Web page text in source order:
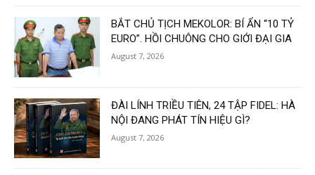
BẮT CHỦ TỊCH MEKOLOR: BÍ ẨN “10 TỶ
EURO”. HỒI CHUÔNG CHO GIỚI ĐẠI GIA
August 7, 2026
ĐÀI LÍNH TRIỀU TIÊN, 24 TẬP FIDEL: HÀ
NỘI ĐANG PHÁT TÍN HIỆU GÌ?
August 7, 2026